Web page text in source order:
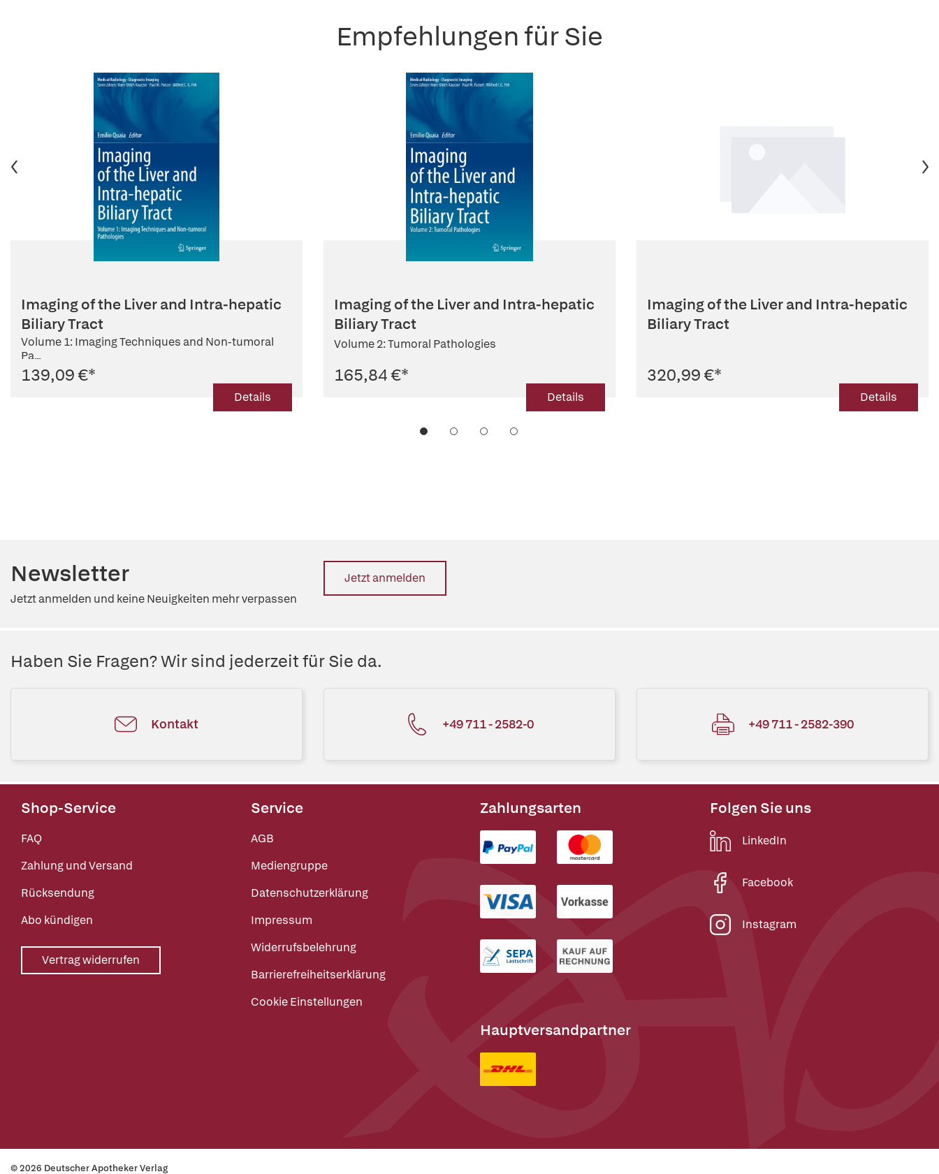
Empfehlungen für Sie
Imaging of the Liver and Intra-hepatic
Biliary Tract
Volume 1: Imaging Techniques and Non-tumoral
Pa...
139,09 €*
Details
Imaging of the Liver and Intra-hepatic
Biliary Tract
Volume 2: Tumoral Pathologies
165,84 €*
Details
Imaging of the Liver and Intra-hepatic
Biliary Tract
320,99 €*
Details
Newsletter
Jetzt anmelden und keine Neuigkeiten mehr verpassen
Jetzt anmelden
Haben Sie Fragen? Wir sind jederzeit für Sie da.
Kontakt +49 711 - 2582-0 +49 711 - 2582-390
Shop-Service
FAQ
Zahlung und Versand
Rücksendung
Abo kündigen
Vertrag widerrufen
Service
AGB
Mediengruppe
Datenschutzerklärung
Impressum
Widerrufsbelehrung
Barrierefreiheitserklärung
Cookie Einstellungen
Zahlungsarten
Hauptversandpartner
Folgen Sie uns
LinkedIn
Facebook
Instagram
© 2026 Deutscher Apotheker Verlag